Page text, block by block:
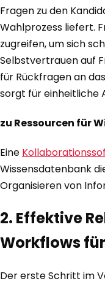
Fragen zu den
Wahlprozess liefert.
zugreifen, um sich
Selbstvertrauen auf
für Rückfragen an
sorgt für einheitliche
zu Ressourcen für
Eine
Wissensdatenbank
Organisieren von
2. Effektive
Workflows
Der erste Schritt im